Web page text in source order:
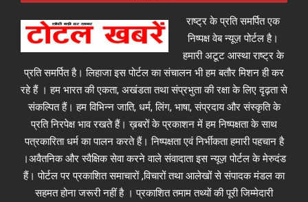
राष्ट्र के प्रति समर्पित एक
निष्पक्ष वेब न्यूज़ पोर्टल है।
हमारी अटूट आस्था राष्ट्र के
प्रति समर्पित है। लिहाजा इस पोर्टल का संचालन भी हम बतौर मिशन ही कर
रहे हैं । हम भारत की एकता, अखंडता तथा संप्रभुता की रक्षा के लिए दृढ़ता से
संकल्पित हैं। हम विभिन्न जाति, धर्म, लिंग, भाषा, संप्रदाय और संस्कृति के
प्रति निरपेक्ष भाव रखते हैं। ख़बरों के प्रकाशन में हम निष्पक्षता के साथ
पत्रकारिता धर्म का पालन करते हैं। निष्पक्षता एवं निर्भीकता हमारी पहचान है
।अवैतनिक और स्वैक्षिक सेवा करने वाले संवादाता इस न्यूज़ पोर्टल के मेरुदंड
हैं। पोर्टल पर प्रकाशित समाचारों ,विचारों तथा आलेखों से संपादक मंडल का
सहमत होना जरूरी नहीं है । प्रकाशित तमाम तथ्यों की पूरी जिम्मेदारी